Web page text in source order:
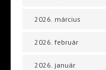
2026. március
2026. február
2026. január